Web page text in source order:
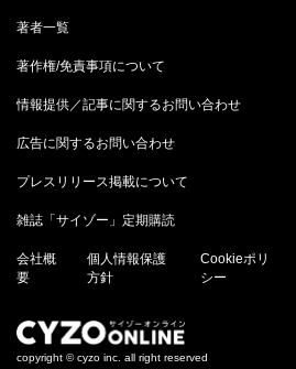
著者一覧
著作権/免責事項について
情報提供／記事に関するお問い合わせ
広告に関するお問い合わせ
プレスリリース掲載について
雑誌「サイゾー」定期購読
会社概
要
個人情報保護
方針
Cookieポリ
シー
copyright © cyzo inc. all right reserved